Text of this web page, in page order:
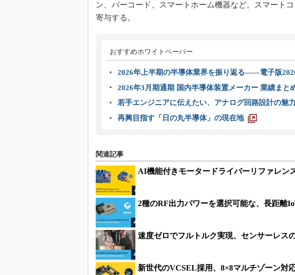
ン、バーコード、スマートホーム機器など。スマート
寄与する。
おすすめホワイトペーパー
2026年上半期の半導体業界を振り返る――電子版
2026年3月期通期 国内半導体装置メーカー 業績まと
若手エンジニアに伝えたい、アナログ回路設計の魅力
再興目指す「日の丸半導体」の現在地
関連記事
AI機能付きモータードライバーリファレン
2種のRF出力パワーを選択可能な、長距離
速度ゼロでフルトルク実現、センサーレス
新世代のVCSEL採用、8×8マルチゾーン対